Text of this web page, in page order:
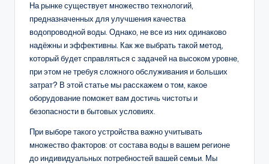
На рынке существует множество технологий,
предназначенных для улучшения качества
водопроводной воды. Однако, не все из них одинаково
надёжны и эффективны. Как же выбрать такой метод,
который будет справляться с задачей на высоком уровне,
при этом не требуя сложного обслуживания и больших
затрат? В этой статье мы расскажем о том, какое
оборудование поможет вам достичь чистоты и
безопасности в бытовых условиях.
При выборе такого устройства важно учитывать
множество факторов: от состава воды в вашем регионе
до индивидуальных потребностей вашей семьи. Мы